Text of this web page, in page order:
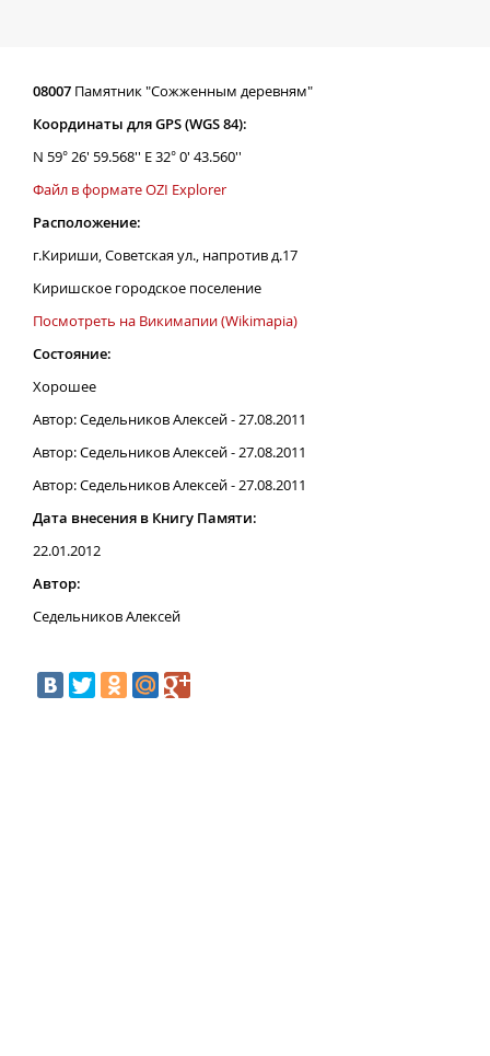
08007 Памятник "Сожженным деревням"
Координаты для GPS (WGS 84):
N 59° 26' 59.568'' E 32° 0' 43.560''
Файл в формате OZI Explorer
Расположение:
г.Кириши, Советская ул., напротив д.17
Киришское городское поселение
Посмотреть на Викимапии (Wikimapia)
Состояние:
Хорошее
Автор: Седельников Алексей - 27.08.2011
Автор: Седельников Алексей - 27.08.2011
Автор: Седельников Алексей - 27.08.2011
Дата внесения в Книгу Памяти:
22.01.2012
Автор:
Седельников Алексей